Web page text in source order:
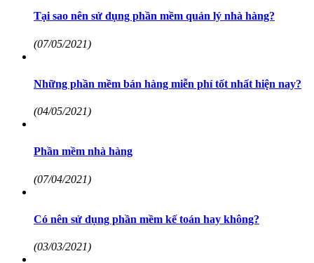
Tại sao nên sử dụng phần mềm quản lý nhà hàng?
(07/05/2021)
Những phần mềm bán hàng miễn phí tốt nhất hiện nay?
(04/05/2021)
Phần mềm nhà hàng
(07/04/2021)
Có nên sử dụng phần mềm kế toán hay không?
(03/03/2021)